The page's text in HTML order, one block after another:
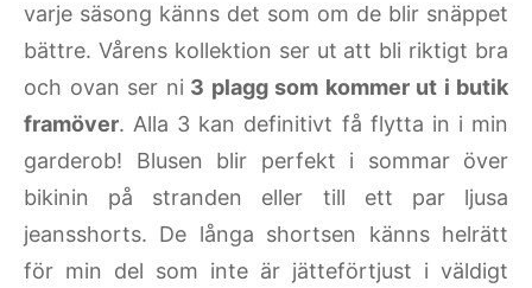
varje säsong känns det som om de blir snäppet
bättre. Vårens kollektion ser ut att bli riktigt bra
och ovan ser ni 3 plagg som kommer ut i butik
framöver. Alla 3 kan definitivt få flytta in i min
garderob! Blusen blir perfekt i sommar över
bikinin på stranden eller till ett par ljusa
jeansshorts. De långa shortsen känns helrätt
för min del som inte är jätteförtjust i väldigt